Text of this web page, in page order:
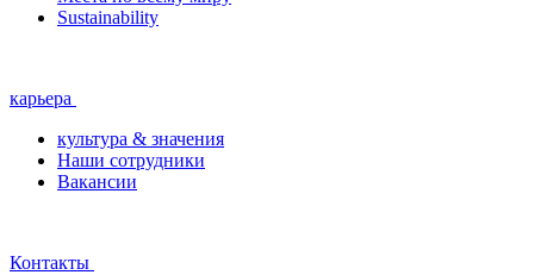
Sustainability
карьера
культура & значения
Наши сотрудники
Вакансии
Контакты